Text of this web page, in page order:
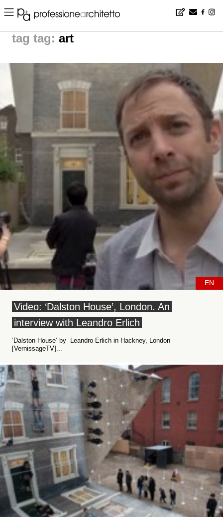
Home ▪ news ▪ tag: art | noticias arquitectura
tag: art
EN
Video: ‘Dalston House’, London. An
interview with Leandro Erlich
‘Dalston House‘ by Leandro Erlich in Hackney, London
[VernissageTV]...